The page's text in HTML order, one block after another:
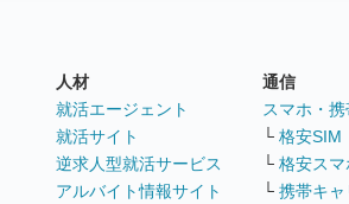
人材
就活エージェント
就活サイト
逆求人型就活サービス
アルバイト情報サイト
通信
スマホ・
└ 格安SIM
└ 格安スマ
└ 携帯キャ